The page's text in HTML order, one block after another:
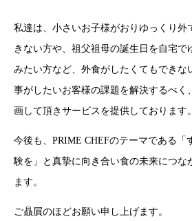
私達は、小さいお子様がおりゆっくり外
きない方や、祖父祖母の誕生日を自宅で
みたい方など、外食がしたくてもできな
事がしたいお客様の課題を解決するべく
画して頂きサービスを提供しております。
今後も、PRIME CHEFのテーマである「
験を」と真摯に向き合い食の未来につな
ます。
ご贔屓のほどお願い申し上げます。